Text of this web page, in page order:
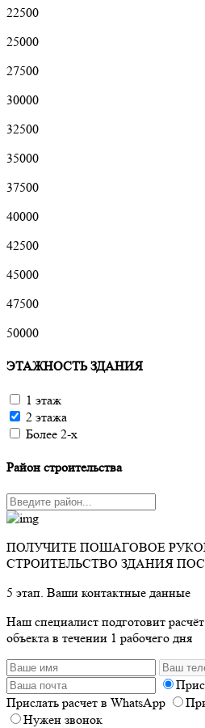
22500
25000
27500
30000
32500
35000
37500
40000
42500
45000
47500
50000
ЭТАЖНОСТЬ ЗДАНИЯ
1 этаж
2 этажа
Более 2-х
Район строительства
ПОЛУЧИТЕ ПОШАГОВОЕ
СТРОИТЕЛЬСТВО ЗДАНИЯ
5 этап. Ваши контактные данные
Наш специалист подготовит
объекта в течении 1 рабочего дня
Прислать расчет в WhatsApp
Нужен звонок